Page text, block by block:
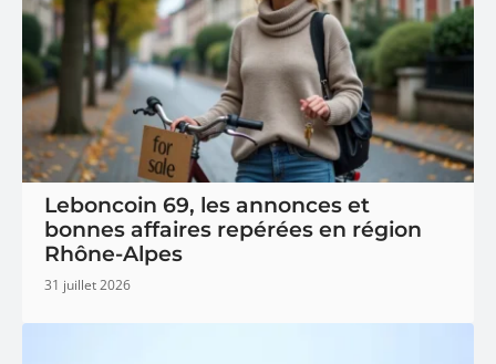
Leboncoin 69, les annonces et
bonnes affaires repérées en région
Rhône-Alpes
31 juillet 2026